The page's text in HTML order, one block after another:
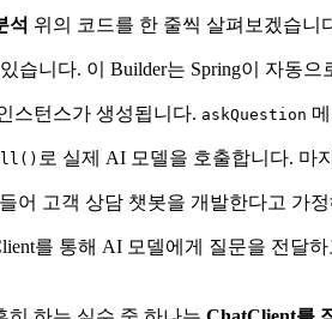
석 위의 코드를 한 줄씩 살펴보겠습니
습니다. 이 Builder는 Spring이 자동
스턴스가 생성됩니다. askQuestion
로 실제 AI 모델을 호출합니다. 마
어 고객 상담 챗봇을 개발한다고 가
를 통해 AI 모델에게 질문을 전